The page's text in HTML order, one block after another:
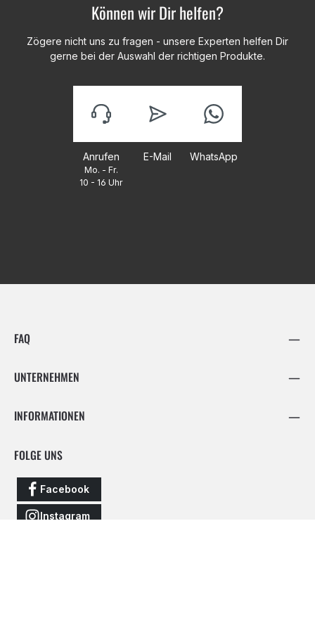
Können wir Dir helfen?
Zögere nicht uns zu fragen - unsere Experten helfen Dir
gerne bei der Auswahl der richtigen Produkte.
Anrufen
Mo. - Fr.
10 - 16 Uhr
E-Mail WhatsApp
FAQ
UNTERNEHMEN
INFORMATIONEN
FOLGE UNS
Facebook
Instagram